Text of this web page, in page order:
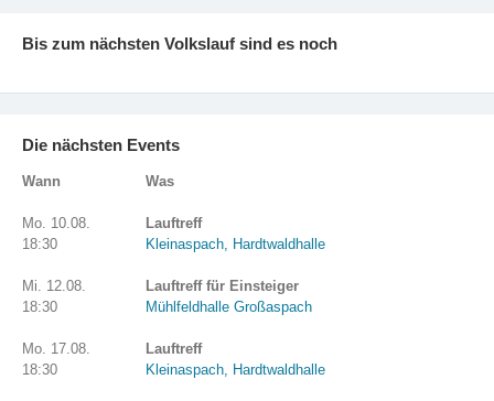
Bis zum nächsten Volkslauf sind es noch
Die nächsten Events
Wann Was
Mo. 10.08.
18:30
Lauftreff
Kleinaspach, Hardtwaldhalle
Mi. 12.08.
18:30
Lauftreff für Einsteiger
Mühlfeldhalle Großaspach
Mo. 17.08.
18:30
Lauftreff
Kleinaspach, Hardtwaldhalle